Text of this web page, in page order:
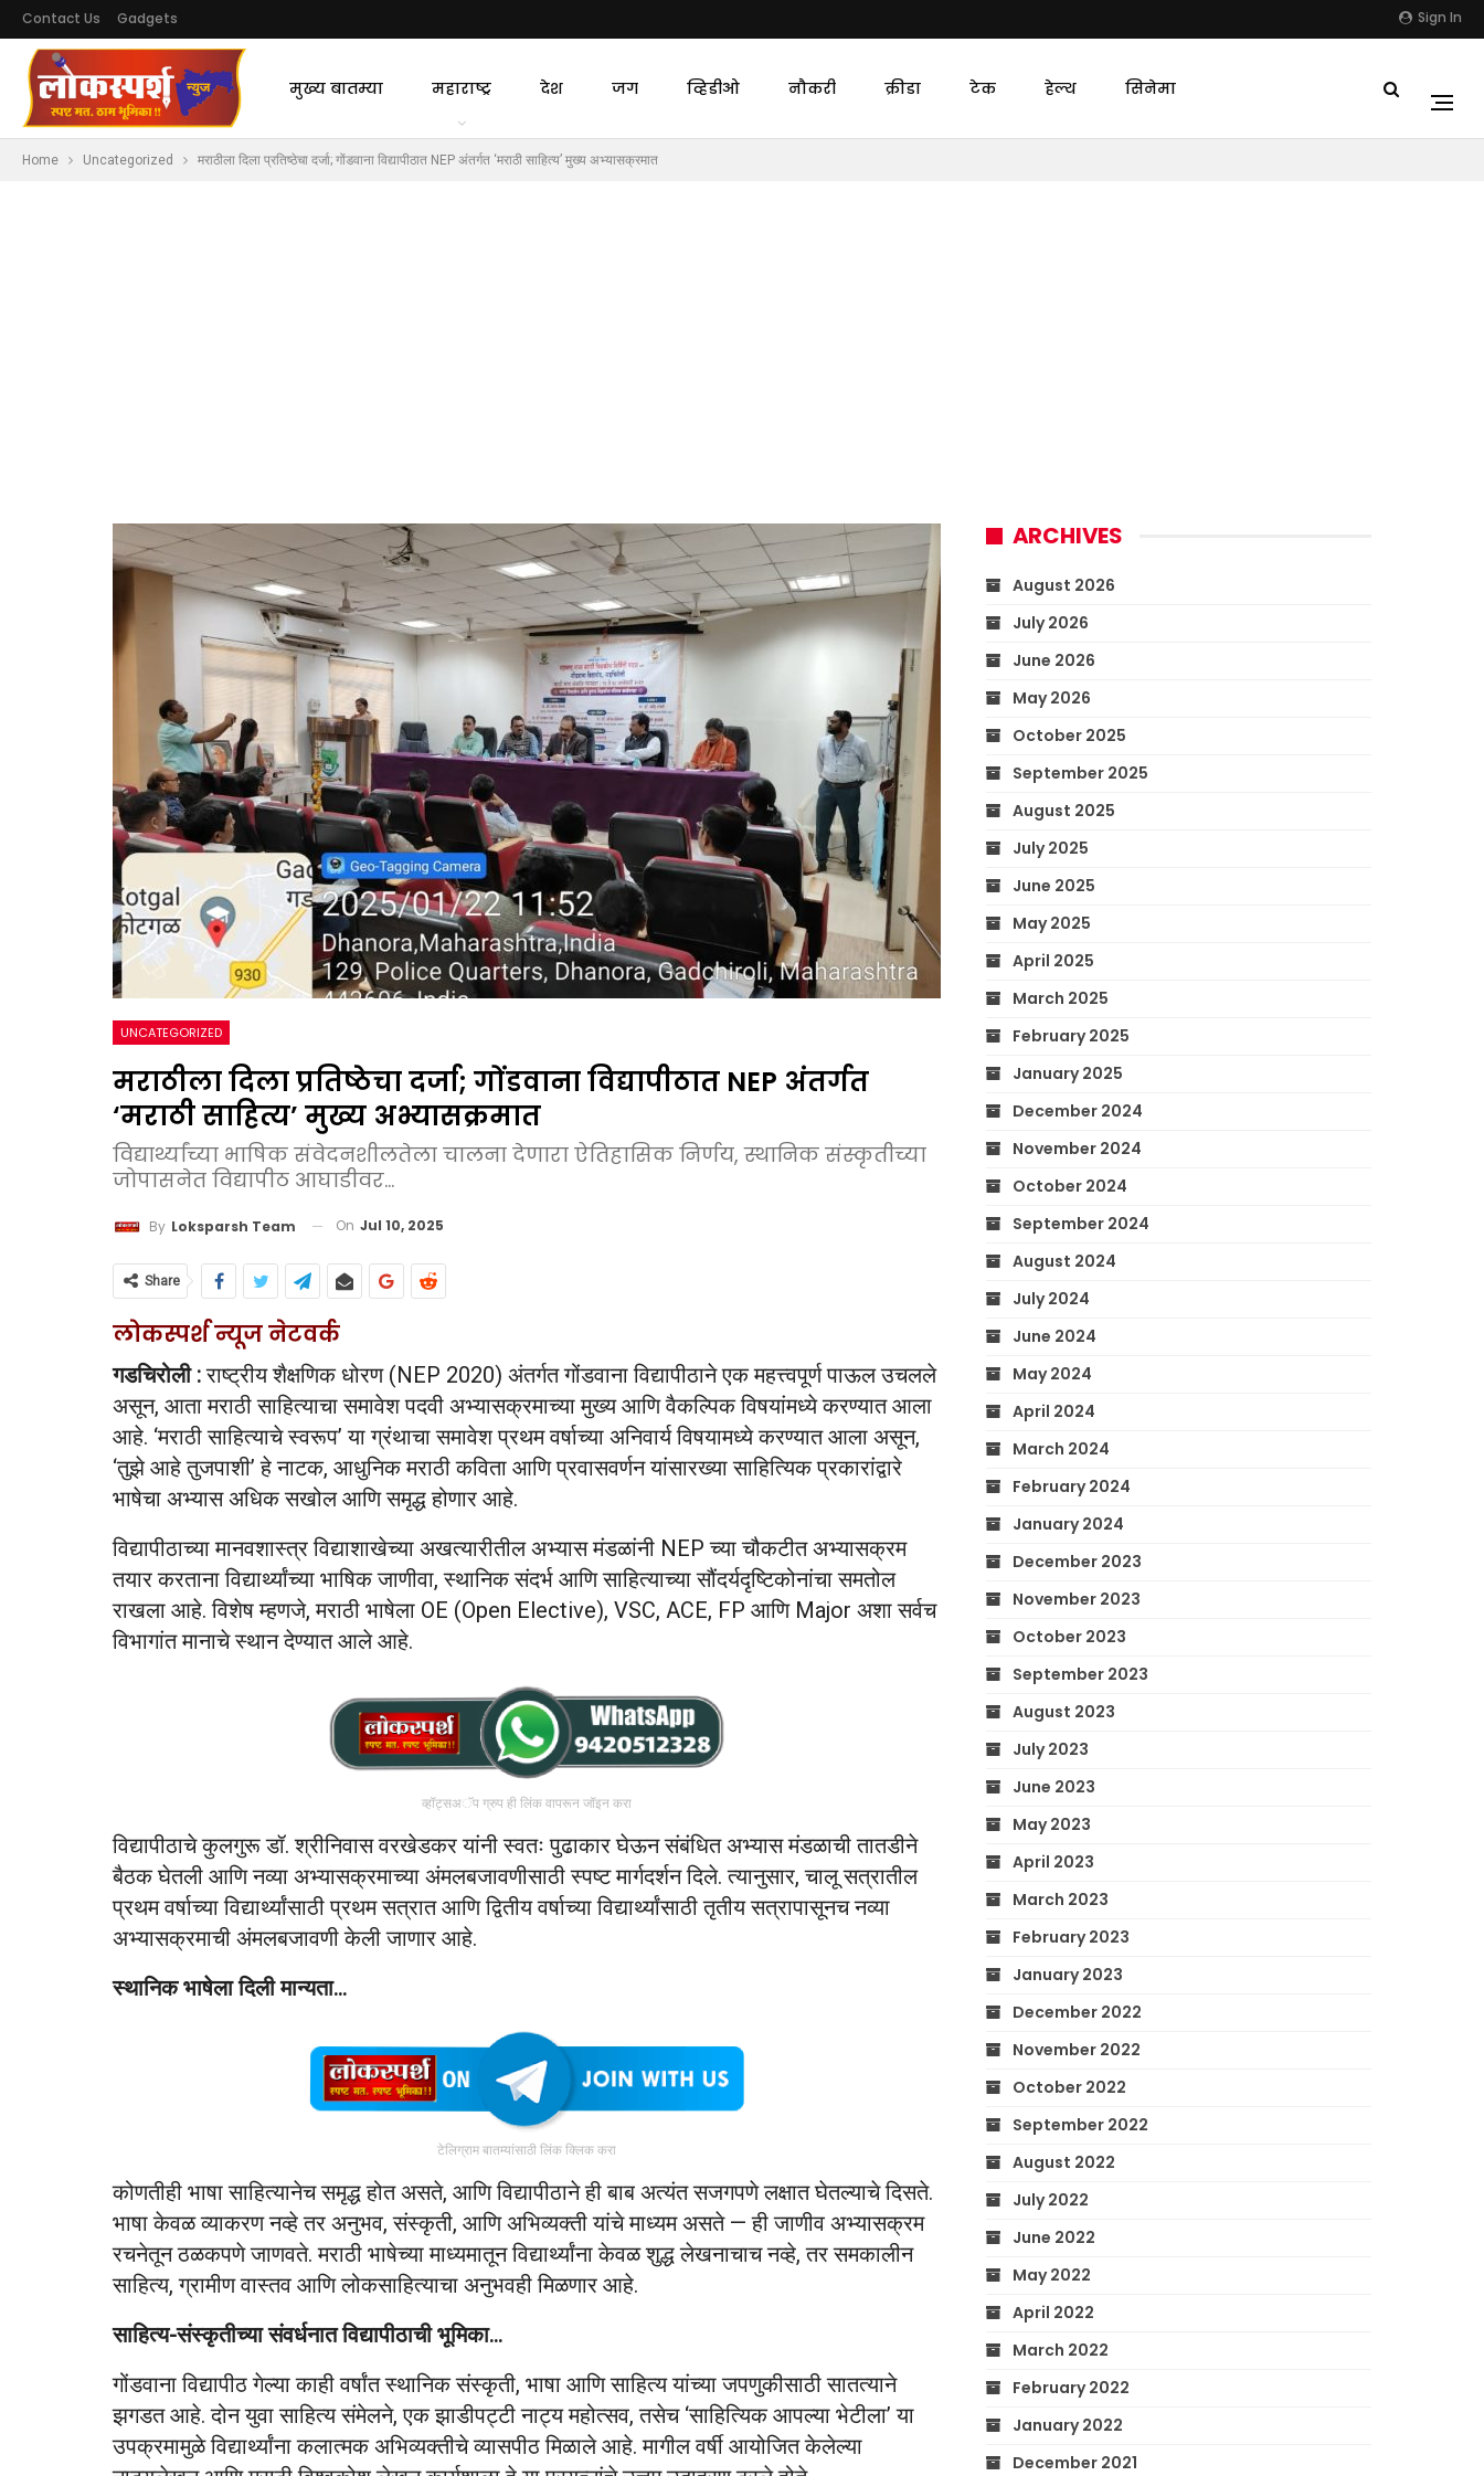
Sign In
Contact Us Gadgets
मुख्य बातम्या महाराष्ट्र देश जग व्हिडीओ नौकरी क्रीडा टेक हेल्थ सिनेमा
Home Uncategorized मराठीला दिला प्रतिष्ठेचा दर्जा; गोंडवाना विद्यापीठात NEP अंतर्गत ‘मराठी साहित्य’ मुख्य अभ्यासक्रमात
UNCATEGORIZED
मराठीला दिला प्रतिष्ठेचा दर्जा; गोंडवाना विद्यापीठात NEP अंतर्गत
‘मराठी साहित्य’ मुख्य अभ्यासक्रमात
विद्यार्थ्यांच्या भाषिक संवेदनशीलतेला चालना देणारा ऐतिहासिक निर्णय, स्थानिक संस्कृतीच्या
जोपासनेत विद्यापीठ आघाडीवर...
By Loksparsh Team On Jul 10, 2025
Share
लोकस्पर्श न्यूज नेटवर्क
गडचिरोली :राष्ट्रीय शैक्षणिक धोरण (NEP 2020) अंतर्गत गोंडवाना विद्यापीठाने एक महत्त्वपूर्ण पाऊल उचलले
असून, आता मराठी साहित्याचा समावेश पदवी अभ्यासक्रमाच्या मुख्य आणि वैकल्पिक विषयांमध्ये करण्यात आला
आहे. ‘मराठी साहित्याचे स्वरूप’ या ग्रंथाचा समावेश प्रथम वर्षाच्या अनिवार्य विषयामध्ये करण्यात आला असून,
‘तुझे आहे तुजपाशी’ हे नाटक, आधुनिक मराठी कविता आणि प्रवासवर्णन यांसारख्या साहित्यिक प्रकारांद्वारे
भाषेचा अभ्यास अधिक सखोल आणि समृद्ध होणार आहे.
विद्यापीठाच्या मानवशास्त्र विद्याशाखेच्या अखत्यारीतील अभ्यास मंडळांनी NEP च्या चौकटीत अभ्यासक्रम
तयार करताना विद्यार्थ्यांच्या भाषिक जाणीवा, स्थानिक संदर्भ आणि साहित्याच्या सौंदर्यदृष्टिकोनांचा समतोल
राखला आहे. विशेष म्हणजे, मराठी भाषेला OE (Open Elective), VSC, ACE, FP आणि Major अशा सर्वच
विभागांत मानाचे स्थान देण्यात आले आहे.
व्हॉट्सअॅप ग्रुप ही लिंक वापरून जॉइन करा
विद्यापीठाचे कुलगुरू डॉ. श्रीनिवास वरखेडकर यांनी स्वतः पुढाकार घेऊन संबंधित अभ्यास मंडळाची तातडीने
बैठक घेतली आणि नव्या अभ्यासक्रमाच्या अंमलबजावणीसाठी स्पष्ट मार्गदर्शन दिले. त्यानुसार, चालू सत्रातील
प्रथम वर्षाच्या विद्यार्थ्यांसाठी प्रथम सत्रात आणि द्वितीय वर्षाच्या विद्यार्थ्यांसाठी तृतीय सत्रापासूनच नव्या
अभ्यासक्रमाची अंमलबजावणी केली जाणार आहे.
स्थानिक भाषेला दिली मान्यता…
टेलिग्राम बातम्यांसाठी लिंक क्लिक करा
कोणतीही भाषा साहित्यानेच समृद्ध होत असते, आणि विद्यापीठाने ही बाब अत्यंत सजगपणे लक्षात घेतल्याचे दिसते.
भाषा केवळ व्याकरण नव्हे तर अनुभव, संस्कृती, आणि अभिव्यक्ती यांचे माध्यम असते — ही जाणीव अभ्यासक्रम
रचनेतून ठळकपणे जाणवते. मराठी भाषेच्या माध्यमातून विद्यार्थ्यांना केवळ शुद्ध लेखनाचाच नव्हे, तर समकालीन
साहित्य, ग्रामीण वास्तव आणि लोकसाहित्याचा अनुभवही मिळणार आहे.
साहित्य-संस्कृतीच्या संवर्धनात विद्यापीठाची भूमिका…
गोंडवाना विद्यापीठ गेल्या काही वर्षांत स्थानिक संस्कृती, भाषा आणि साहित्य यांच्या जपणुकीसाठी सातत्याने
झगडत आहे. दोन युवा साहित्य संमेलने, एक झाडीपट्टी नाट्य महोत्सव, तसेच ‘साहित्यिक आपल्या भेटीला’ या
उपक्रमामुळे विद्यार्थ्यांना कलात्मक अभिव्यक्तीचे व्यासपीठ मिळाले आहे. मागील वर्षी आयोजित केलेल्या
ARCHIVES
August 2026
July 2026
June 2026
May 2026
October 2025
September 2025
August 2025
July 2025
June 2025
May 2025
April 2025
March 2025
February 2025
January 2025
December 2024
November 2024
October 2024
September 2024
August 2024
July 2024
June 2024
May 2024
April 2024
March 2024
February 2024
January 2024
December 2023
November 2023
October 2023
September 2023
August 2023
July 2023
June 2023
May 2023
April 2023
March 2023
February 2023
January 2023
December 2022
November 2022
October 2022
September 2022
August 2022
July 2022
June 2022
May 2022
April 2022
March 2022
February 2022
January 2022
December 2021